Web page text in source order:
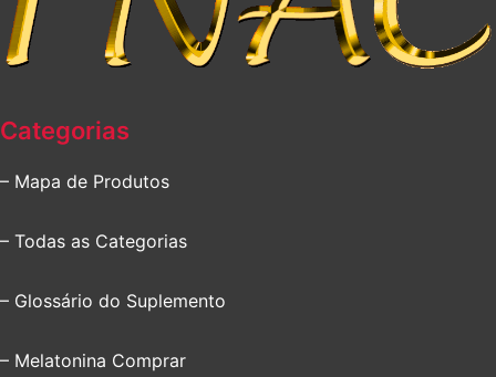
Categorias
– Mapa de Produtos
– Todas as Categorias
– Glossário do Suplemento
– Melatonina Comprar